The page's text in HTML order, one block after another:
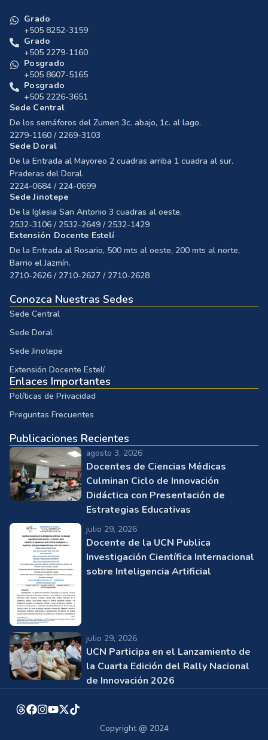
Grado
+505 8252-3159
Grado
+505 2279-1160
Posgrado
+505 8607-5165
Posgrado
+505 2226-3651
Sede Central
De los semáforos del Zumen 3c. abajo, 1c. al lago.
2279-1160 / 2269-3103
Sede Doral
De la Entrada al Mayoreo 2 cuadras arriba 1 cuadra al sur.
Praderas del Doral.
2224-0684 / 224-0699
Sede Jinotepe
De la Iglesia San Antonio 3 cuadras al oeste.
2532-3106 / 2532-2649 / 2532-1429
Extensión Docente Estelí
De la Entrada al Rosario, 500 mts al oeste, 200 mts al norte,
Barrio el Jazmín.
2710-2626 / 2710-2627 / 2710-2628
Conozca Nuestras Sedes
Sede Central
Sede Doral
Sede Jinotepe
Extensión Docente Estelí
Enlaces Importantes
Políticas de Privacidad
Preguntas Frecuentes
Publicaciones Recientes
agosto 3, 2026
Docentes de Ciencias Médicas
Culminan Ciclo de Innovación
Didáctica con Presentación de
Estrategias Educativas
julio 29, 2026
Docente de la UCN Publica
Investigación Científica Internacional
sobre Inteligencia Artificial
julio 29, 2026
UCN Participa en el Lanzamiento de
la Cuarta Edición del Rally Nacional
de Innovación 2026
Copyright @ 2024